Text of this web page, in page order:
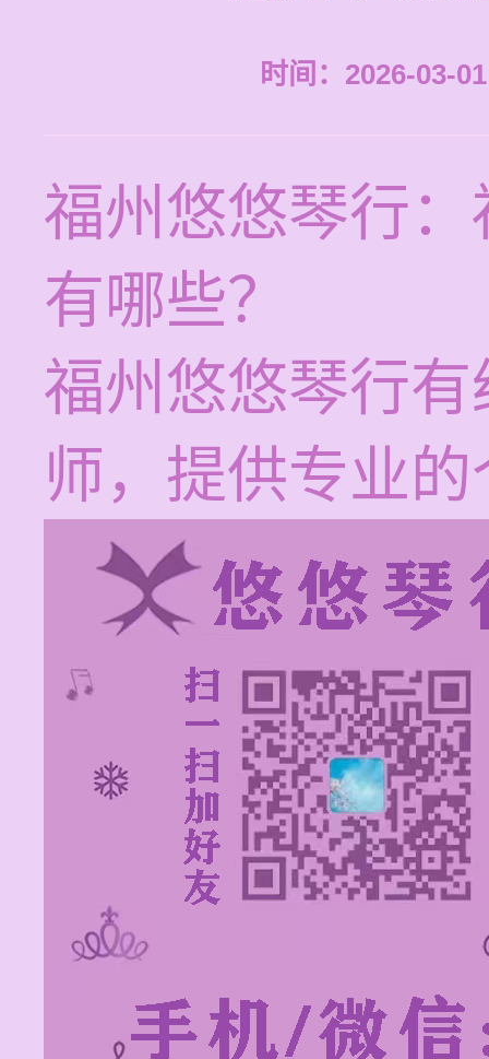
时间：2026-03-
福州悠悠琴行
有哪些？
福州悠悠琴行
师，提供专业